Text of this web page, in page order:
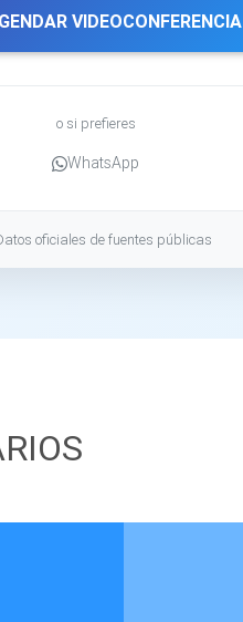
VIDEOCONFERENCIA
o si prefieres
WhatsApp
oficiales de fuentes públicas